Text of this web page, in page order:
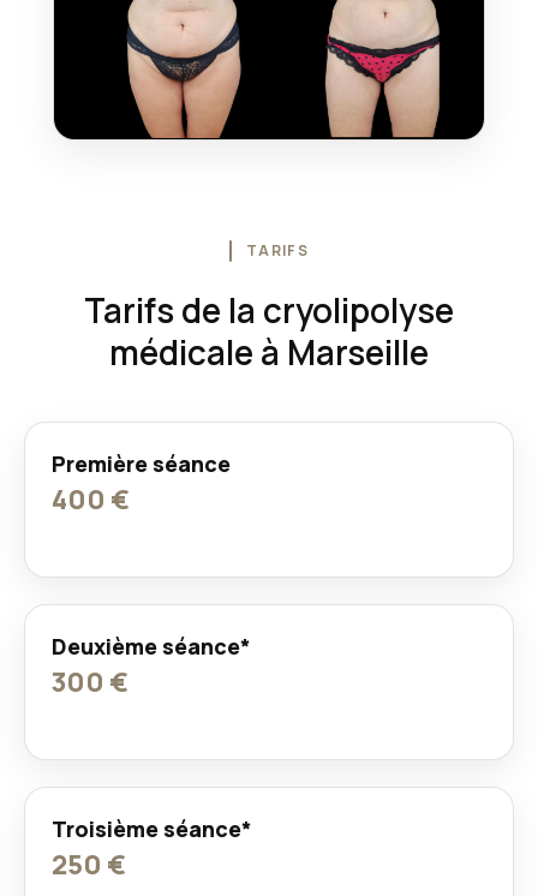
TARIFS
Tarifs de la cryolipolyse
médicale à Marseille
Première séance
400 €
Deuxième séance*
300 €
Troisième séance*
250 €